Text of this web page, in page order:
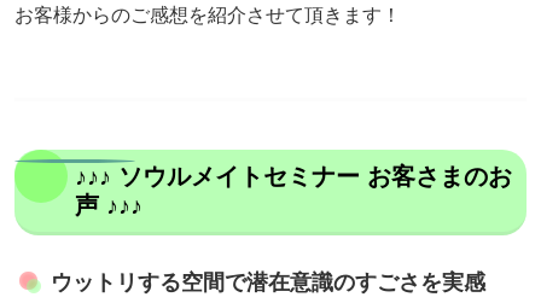
お客様からのご感想を紹介させて頂きます！
♪♪♪ ソウルメイトセミナー お客さまのお
声 ♪♪♪
ウットリする空間で潜在意識のすごさを実感